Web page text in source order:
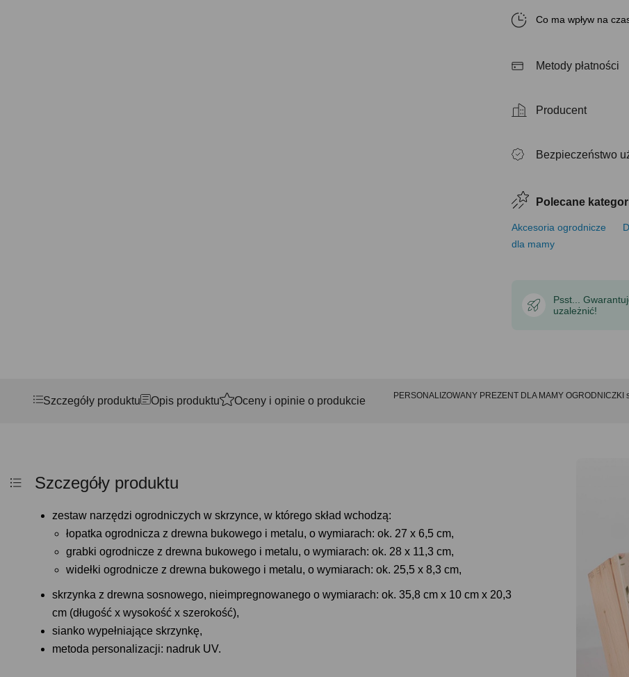
Co ma wpływ na
Metody płatności
Producent
Bezpieczeństwo
Polecane
Akcesoria ogrodnicze
dla mamy
Psst...
uzależnić!
Szczegóły produktu Opis produktu Oceny i opinie o produkcie PERSONALIZOWANY PREZENT DLA MAMY
Szczegóły produktu
zestaw narzędzi ogrodniczych w skrzynce, w którego skład wchodzą:
łopatka ogrodnicza z drewna bukowego i metalu, o wymiarach: ok. 27 x 6,5 cm,
grabki ogrodnicze z drewna bukowego i metalu, o wymiarach: ok. 28 x 11,3 cm,
widełki ogrodnicze z drewna bukowego i metalu, o wymiarach: ok. 25,5 x 8,3 cm,
skrzynka z drewna sosnowego, nieimpregnowanego o wymiarach: ok. 35,8 cm x 10 cm x 20,3
cm (długość x wysokość x szerokość),
sianko wypełniające skrzynkę,
metoda personalizacji: nadruk UV.